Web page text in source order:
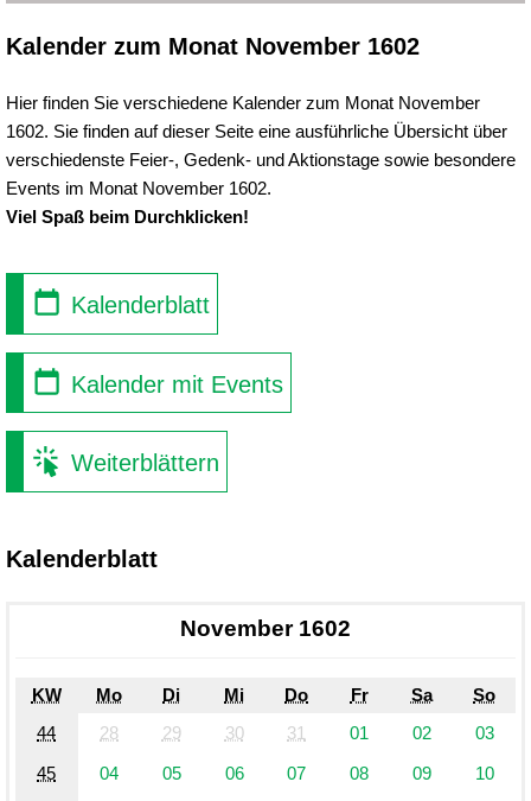
Kalender zum Monat November 1602
Hier finden Sie verschiedene Kalender zum Monat November
1602. Sie finden auf dieser Seite eine ausführliche Übersicht über
verschiedenste Feier-, Gedenk- und Aktionstage sowie besondere
Events im Monat November 1602.
Viel Spaß beim Durchklicken!
Kalenderblatt
Kalender mit Events
Weiterblättern
Kalenderblatt
November 1602
KW Mo Di Mi Do Fr Sa
So
44
28 29 30 31 01 02
03
45
04 05 06 07 08 09
10